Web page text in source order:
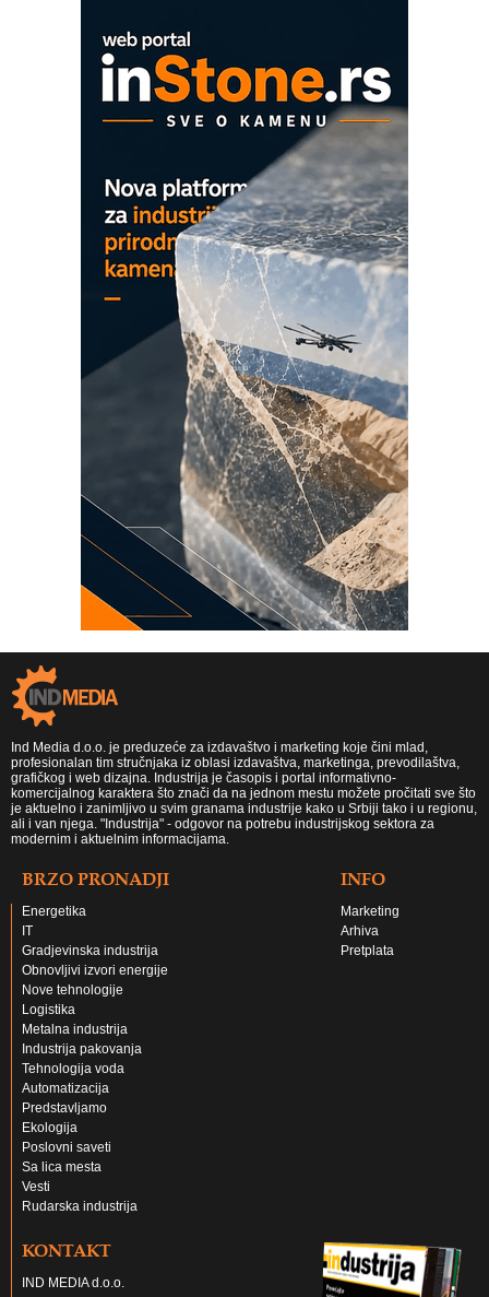
Proizvodnja iC7 Hybrid 1500 VDC
mrežnog pretvarača sa tečnim
hlađenjem
COMBYPACK
EVOKS Maintenance Management
Ind Media d.o.o. je preduzeće za izdavaštvo i marketing koje čini mlad,
profesionalan tim stručnjaka iz oblasi izdavaštva, marketinga, prevodilaštva,
grafičkog i web dizajna. Industrija je časopis i portal informativno-
komercijalnog karaktera što znači da na jednom mestu možete pročitati sve što
je aktuelno i zanimljivo u svim granama industrije kako u Srbiji tako i u regionu,
ali i van njega. "Industrija" - odgovor na potrebu industrijskog sektora za
modernim i aktuelnim informacijama.
BRZO PRONADJI
Energetika
IT
Gradjevinska industrija
Obnovljivi izvori energije
Nove tehnologije
Logistika
Metalna industrija
Industrija pakovanja
Tehnologija voda
Automatizacija
Predstavljamo
Ekologija
Poslovni saveti
Sa lica mesta
Vesti
Rudarska industrija
INFO
Marketing
Arhiva
Pretplata
KONTAKT
IND MEDIA d.o.o.